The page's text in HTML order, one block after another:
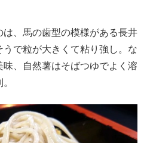
、馬の歯型の模様がある長井
で粒が大きくて粘り強し。な
、自然薯はそばつゆでよく溶